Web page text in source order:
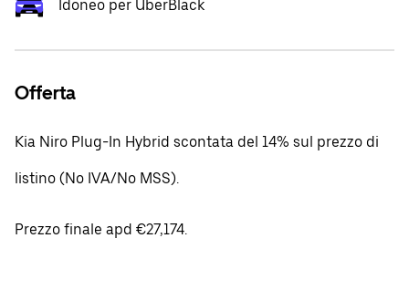
Idoneo per UberBlack
Offerta
Kia Niro Plug-In Hybrid scontata del 14% sul prezzo di
listino (No IVA/No MSS).
Prezzo finale apd €27,174.